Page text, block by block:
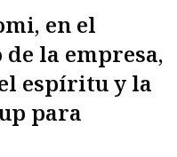
en el
la empresa,
espíritu y la
para